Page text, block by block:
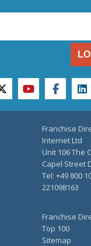
twitteryoutubefacebook
Franchise
Top 100
Sitemap
Franchise
Internet Ltd
Unit 106 The
Capel Street
Tel: +49 800
221098163